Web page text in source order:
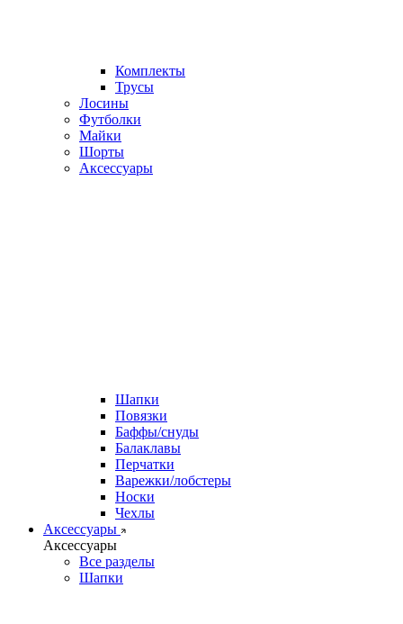
Комплекты
Трусы
Лосины
Футболки
Майки
Шорты
Аксессуары
Шапки
Повязки
Баффы/снуды
Балаклавы
Перчатки
Варежки/лобстеры
Носки
Чехлы
Аксессуары
Аксессуары
Все разделы
Шапки